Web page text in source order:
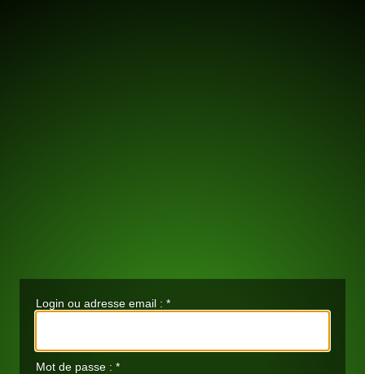
Login ou adresse email : *
Mot de passe : *